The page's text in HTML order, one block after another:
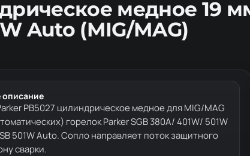
медное 19
Auto (MIG/MAG)
описание
PB5027 цилиндрическое медное для MIG/MAG
горелок Parker SGB 380A/ 401W/ 501W
501W Auto. Сопло направляет поток защитного
сварки.